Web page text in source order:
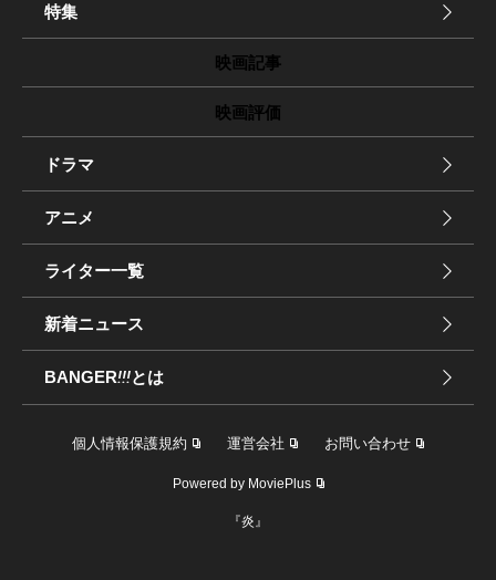
特集
映画記事
映画評価
ドラマ
アニメ
ライター一覧
新着ニュース
BANGER!!!とは
個人情報保護規約 運営会社 お問い合わせ
Powered by MoviePlus
『炎』